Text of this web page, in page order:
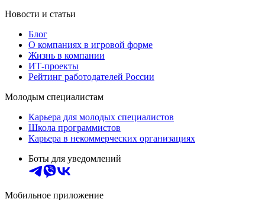
Новости и статьи
Блог
О компаниях в игровой форме
Жизнь в компании
ИТ-проекты
Рейтинг работодателей России
Молодым специалистам
Карьера для молодых специалистов
Школа программистов
Карьера в некоммерческих организациях
Боты для уведомлений
Мобильное приложение